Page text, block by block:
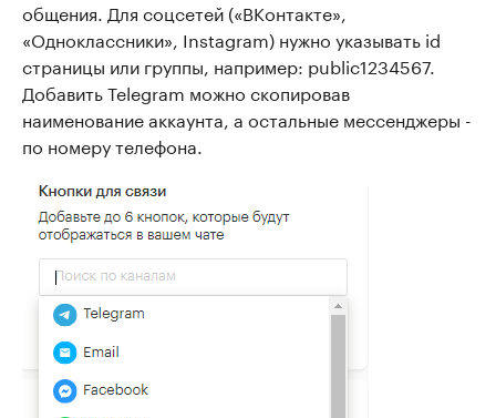
общения. Для соцсетей («ВКонтакте»,
«Одноклассники», Instagram) нужно указывать id
страницы или группы, например: public1234567.
Добавить Telegram можно скопировав
наименование аккаунта, а остальные мессенджеры -
по номеру телефона.